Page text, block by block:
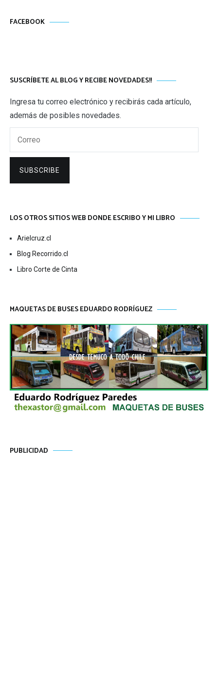
FACEBOOK
SUSCRÍBETE AL BLOG Y RECIBE NOVEDADES!!
Ingresa tu correo electrónico y recibirás cada artículo,
además de posibles novedades.
SUBSCRIBE
LOS OTROS SITIOS WEB DONDE ESCRIBO Y MI LIBRO
Arielcruz.cl
Blog Recorrido.cl
Libro Corte de Cinta
MAQUETAS DE BUSES EDUARDO RODRÍGUEZ
PUBLICIDAD